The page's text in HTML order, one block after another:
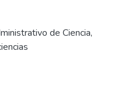
de Ciencia,